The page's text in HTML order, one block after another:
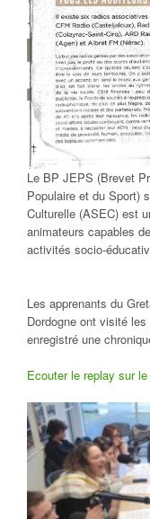
Le BP JEPS (Brevet
Populaire et du Sport)
Culturelle (ASEC) est
animateurs capables
activités socio-
Les apprenants du
Dordogne ont visité
enregistré une
Ecouter le replay sur